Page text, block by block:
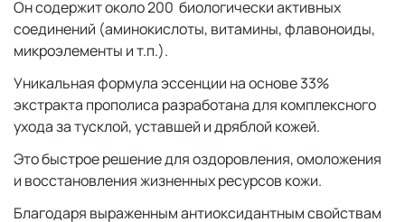
Он содержит около 200 биологически активных
соединений (аминокислоты, витамины, флавоноиды,
микроэлементы и т.п.).
Уникальная формула эссенции на основе 33%
экстракта прополиса разработана для комплексного
ухода за тусклой, уставшей и дряблой кожей.
Это быстрое решение для оздоровления, омоложения
и восстановления жизненных ресурсов кожи.
Благодаря выраженным антиоксидантным свойствам